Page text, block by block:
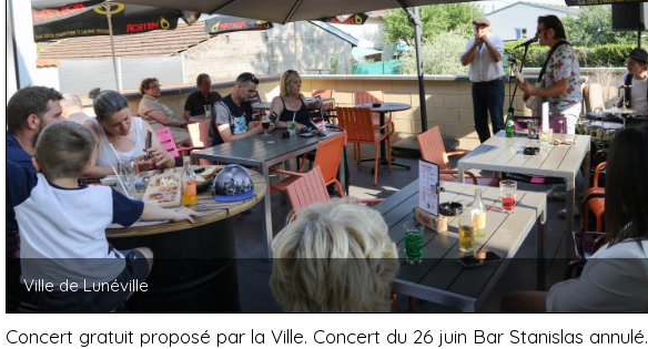
Ville de Lunéville
Concert gratuit proposé par la Ville. Concert du 26 juin Bar Stanislas annulé.